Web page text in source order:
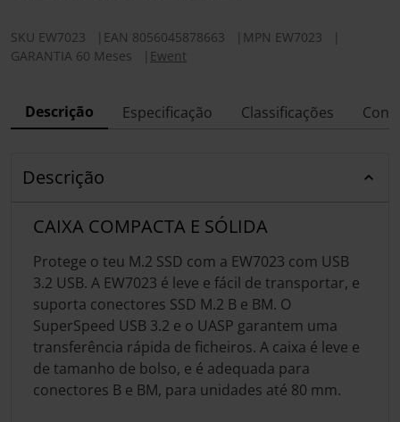
SKU EW7023 EAN 8056045878663 MPN EW7023
GARANTIA 60 Meses
Ewent
Descrição Especificação Classificações
Descrição
CAIXA COMPACTA E SÓLIDA
Protege o teu M.2 SSD com a EW7023 com USB
3.2 USB. A EW7023 é leve e fácil de transportar, e
suporta conectores SSD M.2 B e BM. O
SuperSpeed USB 3.2 e o UASP garantem uma
transferência rápida de ficheiros. A caixa é leve e
de tamanho de bolso, e é adequada para
conectores B e BM, para unidades até 80 mm.